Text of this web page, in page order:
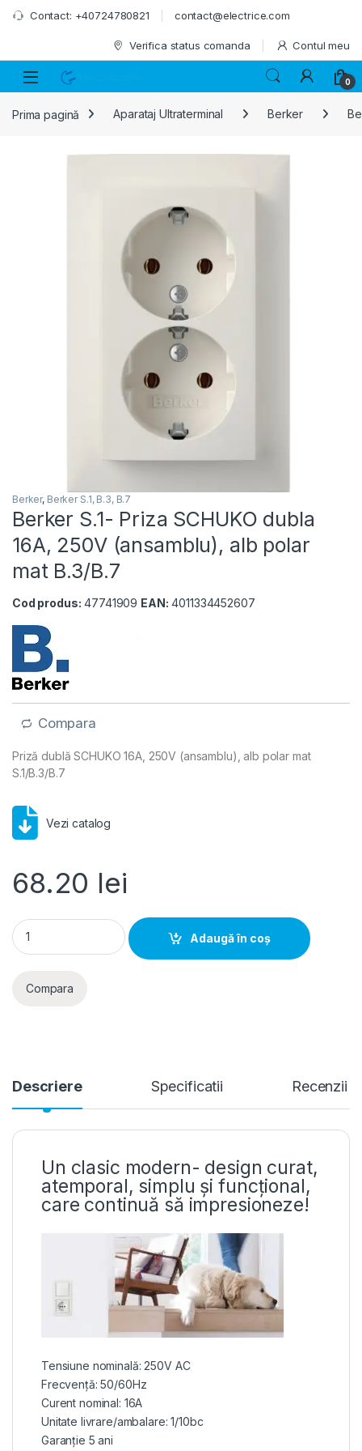
Skip to navigation
Skip to content
Contact: +40724780821 contact@electrice.com
Verifica status comanda Contul meu
0
Prima pagină Aparataj Ultraterminal Berker
Berker, Berker S.1, B.3, B.7
Berker S.1- Priza SCHUKO dubla
16A, 250V (ansamblu), alb polar
mat B.3/B.7
Cod produs: 47741909 EAN: 4011334452607
Compara
Priză dublă SCHUKO 16A, 250V (ansamblu), alb polar mat
S.1/B.3/B.7
Vezi catalog
68.20 lei
Berker S.1- Priza SCHUKO dubla 16A, 250V (ansamblu), alb
Adaugă în coș
Compara
Descriere Specificatii Recenzii
Un clasic modern- design curat,
atemporal, simplu și funcțional,
care continuă să impresioneze!
Tensiune nominală: 250V AC
Frecvență: 50/60Hz
Curent nominal: 16A
Unitate livrare/ambalare: 1/10bc
Garanție 5 ani